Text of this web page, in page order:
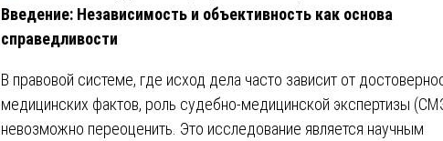
Введение: Независимость и объективность как основа
справедливости
В правовой системе, где исход дела часто зависит от
медицинских фактов, роль судебно-медицинской экспертизы
невозможно переоценить. Это исследование является научным